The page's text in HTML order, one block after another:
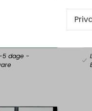
på storindkøb
5 dage-